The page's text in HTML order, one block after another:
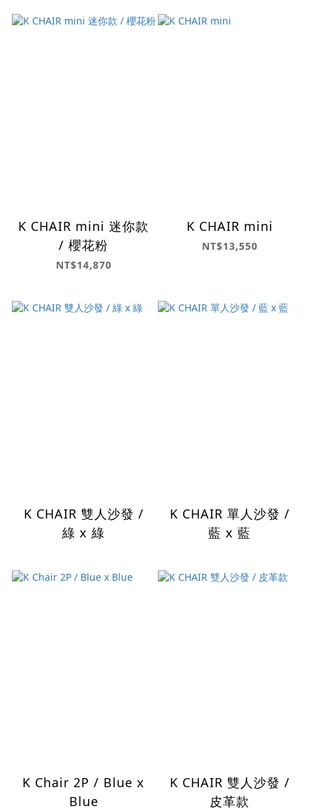
K CHAIR mini 迷你款
/ 櫻花粉
NT$14,870
K CHAIR mini
NT$13,550
K CHAIR 雙人沙發 /
綠 x 綠
K CHAIR 單人沙發 /
藍 x 藍
K Chair 2P / Blue x
Blue
K CHAIR 雙人沙發 /
皮革款